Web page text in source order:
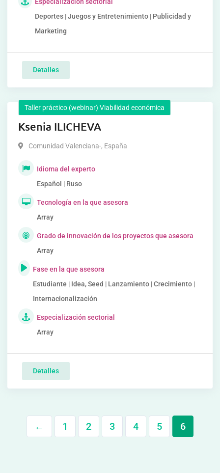
Deportes | Juegos y Entretenimiento | Publicidad y
Marketing
Detalles
Taller práctico (webinar) Viabilidad económica
Ksenia ILICHEVA
Comunidad Valenciana-, España
Idioma del experto
Español | Ruso
Tecnología en la que asesora
Array
Grado de innovación de los proyectos que asesora
Array
Fase en la que asesora
Estudiante | Idea, Seed | Lanzamiento | Crecimiento |
Internacionalización
Especialización sectorial
Array
Detalles
← 1 2 3 4 5 6